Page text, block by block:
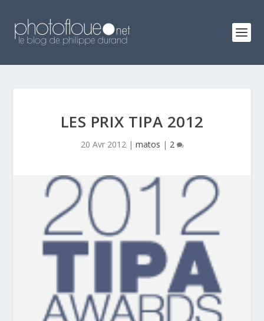
LES PRIX TIPA 2012
20 Avr 2012| matos | 2